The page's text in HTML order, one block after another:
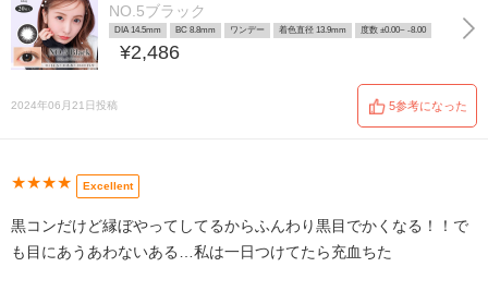
NO.5ブラック
DIA 14.5mm BC 8.8mm ワンデー 着色直径 13.9mm 度数 ±0.00~ -8.00
¥2,486
2024年06月21日投稿 5参考になった
★★★★ Excellent
黒コンだけど縁ぼやってしてるからふんわり黒目でかくなる！！で
も目にあうあわないある…私は一日つけてたら充血ちた